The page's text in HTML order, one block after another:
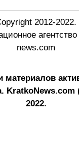
2012-2022.
news.com
материалов
KratkoNews.com
2022.